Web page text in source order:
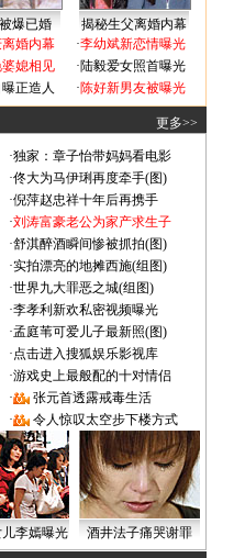
爆已婚
揭秘生父离婚内幕
婚内幕
媳相见
正造人
·李幼斌新恋情曝光
·陆毅爱女照首曝光
·陈好新男友被曝光
更多>>
·独家：章子怡带妈妈看电影
·佟大为马伊琍再度牵手(图)
·倪萍赵忠祥十年后再携手
·刘涛富豪老公为家产求生子
·舒淇醉酒瞬间惨被抓拍(图)
·实拍漂亮的地摊西施(组图)
·世界九大罪恶之城(组图)
·李孝利新欢私密视频曝光
·孟庭苇可爱儿子最新照(图)
·点击进入搜狐娱乐影视库
·游戏史上最般配的十对情侣
·
张元首透露戒毒生活
· 令人惊叹太空步下楼方式
李嫣曝光 酒井法子痛哭谢罪